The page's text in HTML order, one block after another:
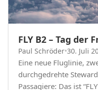
FLY B2 – Tag der
Paul Schröder•30. Juli
Eine neue Fluglinie,
durchgedrehte
Passagiere: Das ist